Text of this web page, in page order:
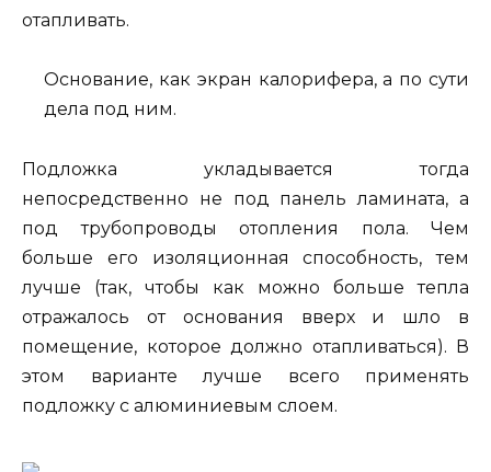
отапливать.
Основание, как экран калорифера, а по сути
дела под ним.
Подложка укладывается тогда
непосредственно не под панель ламината, а
под трубопроводы отопления пола. Чем
больше его изоляционная способность, тем
лучше (так, чтобы как можно больше тепла
отражалось от основания вверх и шло в
помещение, которое должно отапливаться). В
этом варианте лучше всего применять
подложку с алюминиевым слоем.